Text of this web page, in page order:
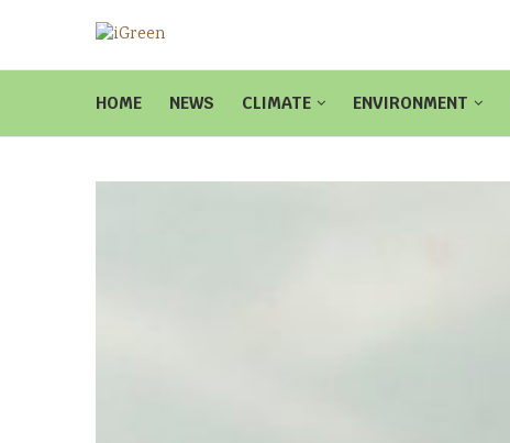
HOME NEWS CLIMATE ENVIRONMENT